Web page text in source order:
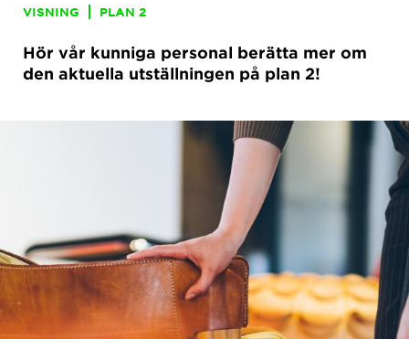
VISNING PLAN 2
Hör vår kunniga personal berätta mer om
den aktuella utställningen på plan 2!